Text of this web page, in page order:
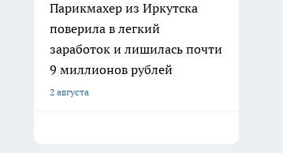
Парикмахер из Иркутска
поверила в легкий
заработок и лишилась почти
9 миллионов рублей
2 августа